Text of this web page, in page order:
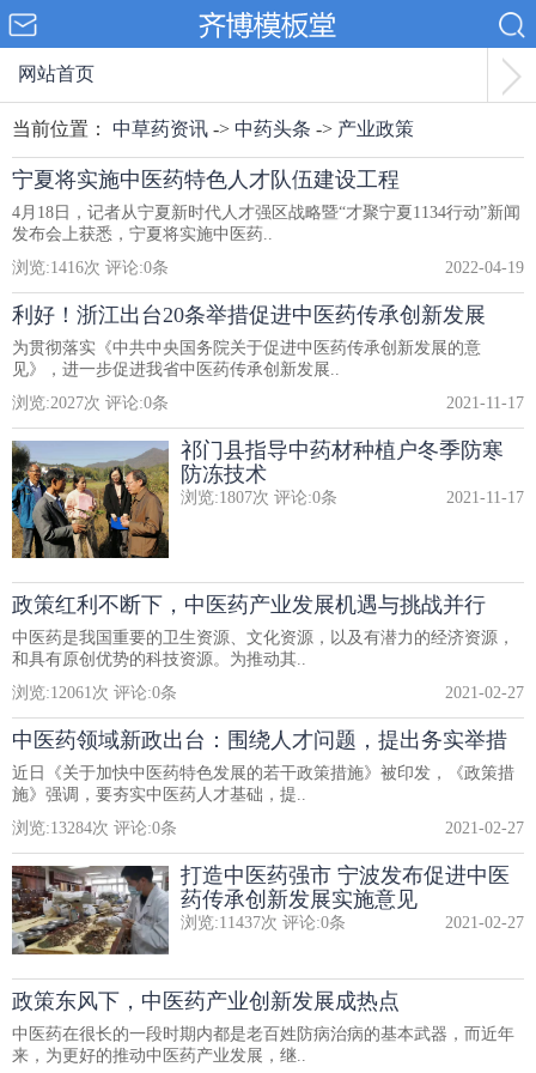
网站首页
当前位置： 中草药资讯 -> 中药头条 -> 产业政策
宁夏将实施中医药特色人才队伍建设工程
4月18日，记者从宁夏新时代人才强区战略暨“才聚宁夏1134行动”新闻
发布会上获悉，宁夏将实施中医药..
浏览:1416次 评论:0条 2022-04-19
利好！浙江出台20条举措促进中医药传承创新发展
为贯彻落实《中共中央国务院关于促进中医药传承创新发展的意
见》，进一步促进我省中医药传承创新发展..
浏览:2027次 评论:0条 2021-11-17
祁门县指导中药材种植户冬季防寒
防冻技术
浏览:1807次 评论:0条 2021-11-17
政策红利不断下，中医药产业发展机遇与挑战并行
中医药是我国重要的卫生资源、文化资源，以及有潜力的经济资源，
和具有原创优势的科技资源。为推动其..
浏览:12061次 评论:0条 2021-02-27
中医药领域新政出台：围绕人才问题，提出务实举措
近日《关于加快中医药特色发展的若干政策措施》被印发，《政策措
施》强调，要夯实中医药人才基础，提..
浏览:13284次 评论:0条 2021-02-27
打造中医药强市 宁波发布促进中医
药传承创新发展实施意见
浏览:11437次 评论:0条 2021-02-27
政策东风下，中医药产业创新发展成热点
中医药在很长的一段时期内都是老百姓防病治病的基本武器，而近年
来，为更好的推动中医药产业发展，继..